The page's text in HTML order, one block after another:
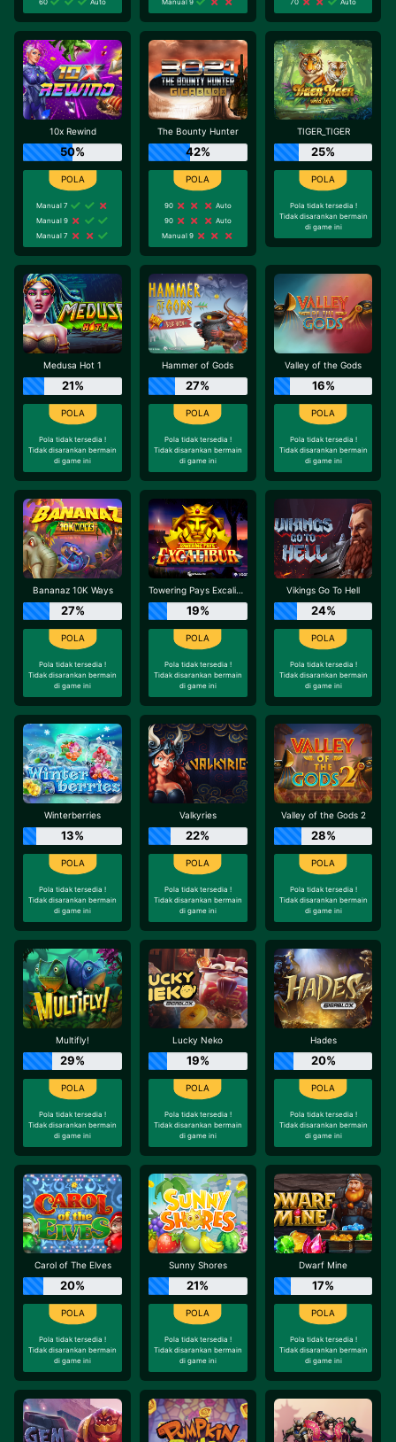
10x Rewind
50%
Manual 7
Manual 9
Manual 7
The Bounty Hunter
42%
90
Auto
90
Auto
Manual 9
TIGER_TIGER
25%
Pola tidak tersedia !
Tidak disarankan bermain
di game ini
Medusa Hot 1
21%
Pola tidak tersedia !
Tidak disarankan bermain
di game ini
Hammer of Gods
27%
Pola tidak tersedia !
Tidak disarankan bermain
di game ini
Valley of the Gods
16%
Pola tidak tersedia !
Tidak disarankan bermain
di game ini
Bananaz 10K Ways
27%
Pola tidak tersedia !
Tidak disarankan bermain
di game ini
Towering Pays Excalibur
19%
Pola tidak tersedia !
Tidak disarankan bermain
di game ini
Vikings Go To Hell
24%
Pola tidak tersedia !
Tidak disarankan bermain
di game ini
Winterberries
13%
Pola tidak tersedia !
Tidak disarankan bermain
di game ini
Valkyries
22%
Pola tidak tersedia !
Tidak disarankan bermain
di game ini
Valley of the Gods 2
28%
Pola tidak tersedia !
Tidak disarankan bermain
di game ini
Multifly!
29%
Pola tidak tersedia !
Tidak disarankan bermain
di game ini
Lucky Neko
19%
Pola tidak tersedia !
Tidak disarankan bermain
di game ini
Hades
20%
Pola tidak tersedia !
Tidak disarankan bermain
di game ini
Carol of The Elves
20%
Pola tidak tersedia !
Tidak disarankan bermain
di game ini
Sunny Shores
21%
Pola tidak tersedia !
Tidak disarankan bermain
di game ini
Dwarf Mine
17%
Pola tidak tersedia !
Tidak disarankan bermain
di game ini